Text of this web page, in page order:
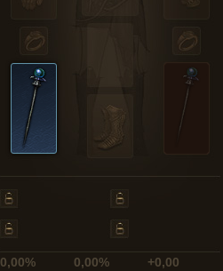
0,00% 0,00% +0,00